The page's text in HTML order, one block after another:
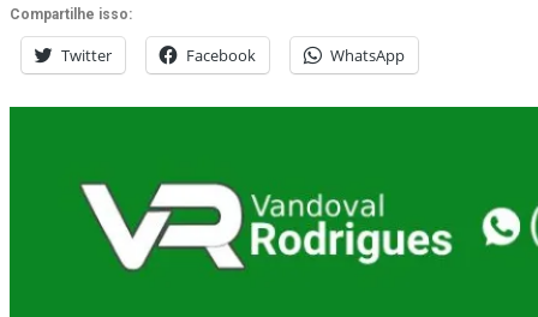
Compartilhe isso:
Twitter Facebook WhatsApp